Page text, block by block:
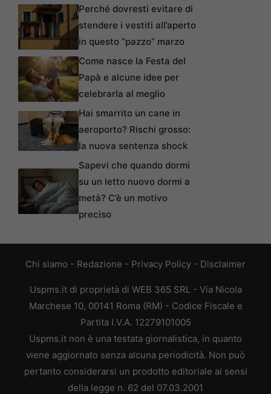
Perché dovresti evitare di
stendere i vestiti all’aperto
in questo “pazzo” marzo
Come nasce la Festa del
Papà e alcune idee per
celebrarla al meglio
Hai smarrito un cane in
aeroporto? Rischi grosso:
la nuova sentenza shock
Sapevi che quando dormi
su un letto nuovo dormi a
metà? C’è un motivo
preciso
Chi siamo - Redazione - Privacy Policy - Disclaimer
Uspms.it di proprietà di WEB 365 SRL - Via Nicola
Marchese 10, 00141 Roma (RM) - Codice Fiscale e
Partita I.V.A. 12279101005
Uspms.it non è una testata giornalistica, in quanto
viene aggiornato senza alcuna periodicità. Non può
pertanto considerarsi un prodotto editoriale ai sensi
della legge n. 62 del 07.03.2001